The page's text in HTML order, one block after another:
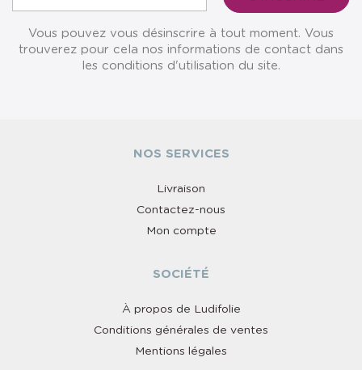
Vous pouvez vous désinscrire à tout moment. Vous
trouverez pour cela nos informations de contact dans
les conditions d'utilisation du site.
NOS SERVICES
Livraison
Contactez-nous
Mon compte
SOCIÉTÉ
À propos de Ludifolie
Conditions générales de ventes
Mentions légales